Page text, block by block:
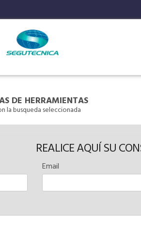
DE HERRAMIENTAS
la busqueda seleccionada
REALICE AQUÍ SU
Email